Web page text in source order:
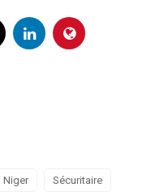
Niger Sécuritaire